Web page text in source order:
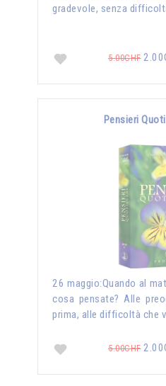
gradevole, senza
5.00CHF
Pensieri
26 maggio:Quando al
cosa pensate? Alle
prima, alle difficoltà che
5.00CHF